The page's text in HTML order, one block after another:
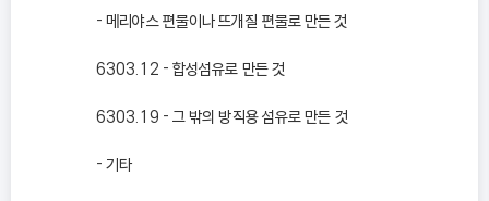
- 메리야스 편물이나 뜨개질 편물로 만든 것
6303.12 - 합성섬유로 만든 것
6303.19 - 그 밖의 방직용 섬유로 만든 것
- 기타